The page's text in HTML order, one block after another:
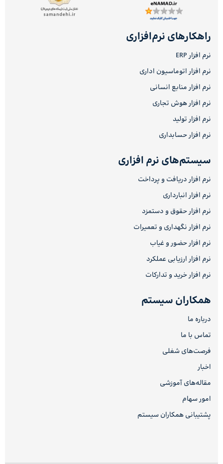
راهکارهای نرم‌افزاری
نرم افزار ERP
نرم افزار اتوماسیون اداری
نرم افزار منابع انسانی
نرم افزار هوش تجاری
نرم افزار تولید
نرم افزار حسابداری
سیستم‌های نرم افزاری
نرم افزار دریافت و پرداخت
نرم افزار انبارداری
نرم افزار حقوق و دستمزد
نرم افزار نگهداری و تعمیرات
نرم افزار حضور و غیاب
نرم افزار ارزیابی عملکرد
نرم افزار خرید و تدارکات
همکاران سیستم
درباره ما
تماس با ما
فرصت‌های شغلی
اخبار
مقاله‌های آموزشی
امور سهام
پشتیبانی همکاران سیستم